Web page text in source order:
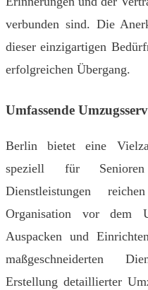
verbunden sind. Die
dieser einzigartigen
erfolgreichen Übergang.
Umfassende
Berlin bietet eine
speziell für
Dienstleistungen
Organisation vor dem
Auspacken und
maßgeschneiderten
Erstellung detaillierter